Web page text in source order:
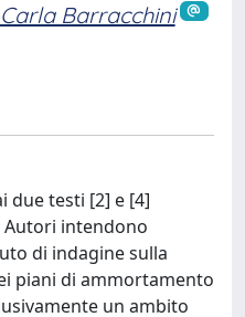
Carla Barracchini
due testi [2] e [4]
intendono
di indagine sulla
piani di ammortamento
un ambito